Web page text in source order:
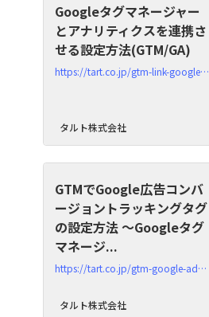
Googleタグマネージャー
とアナリティクスを連携さ
せる設定方法(GTM/GA)
https://tart.co.jp/gtm-link-google-analytics
タルト株式会社
GTMでGoogle広告コンバ
ージョントラッキングタグ
の設定方法 ～Googleタグ
マネージ...
https://tart.co.jp/gtm-google-ads-conversion
タルト株式会社